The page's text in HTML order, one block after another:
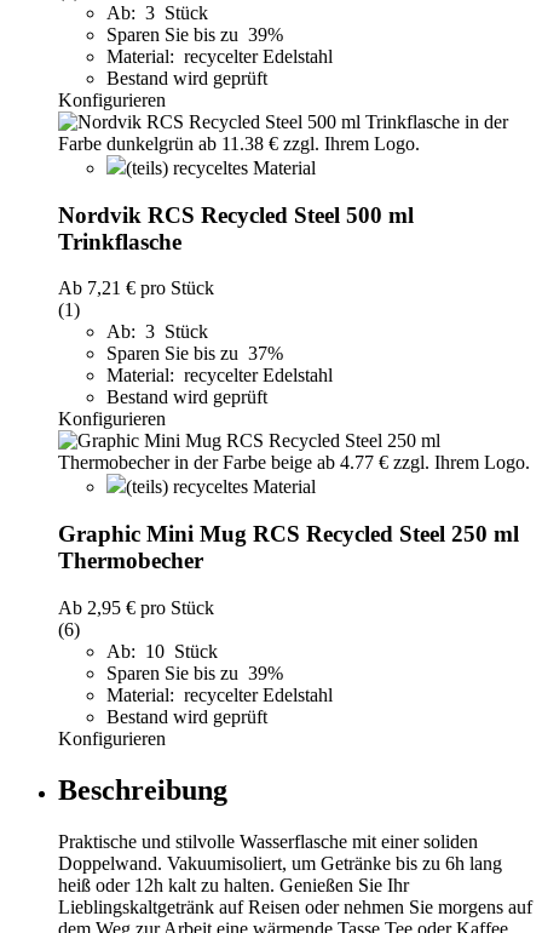
Ab: 3 Stück
Sparen Sie bis zu 39%
Material: recycelter Edelstahl
Bestand wird geprüft
Konfigurieren
(teils) recyceltes Material
Nordvik RCS Recycled Steel 500 ml
Trinkflasche
Ab 7,21 € pro Stück
(1)
Ab: 3 Stück
Sparen Sie bis zu 37%
Material: recycelter Edelstahl
Bestand wird geprüft
Konfigurieren
(teils) recyceltes Material
Graphic Mini Mug RCS Recycled Steel 250 ml
Thermobecher
Ab 2,95 € pro Stück
(6)
Ab: 10 Stück
Sparen Sie bis zu 39%
Material: recycelter Edelstahl
Bestand wird geprüft
Konfigurieren
Beschreibung
Praktische und stilvolle Wasserflasche mit einer soliden
Doppelwand. Vakuumisoliert, um Getränke bis zu 6h lang
heiß oder 12h kalt zu halten. Genießen Sie Ihr
Lieblingskaltgetränk auf Reisen oder nehmen Sie morgens auf
dem Weg zur Arbeit eine wärmende Tasse Tee oder Kaffee